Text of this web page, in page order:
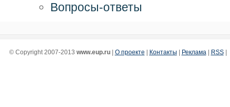
Вопросы-ответы
© Copyright 2007-2013 www.eup.ru| О проекте Контакты Реклама| RSS|